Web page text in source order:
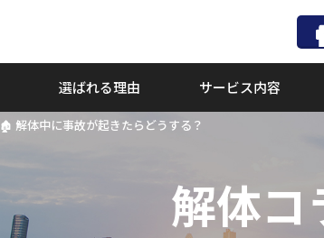
選ばれる理由 サービス内容
🏚️ 解体中に事故が起きたらどうする？
解体コ